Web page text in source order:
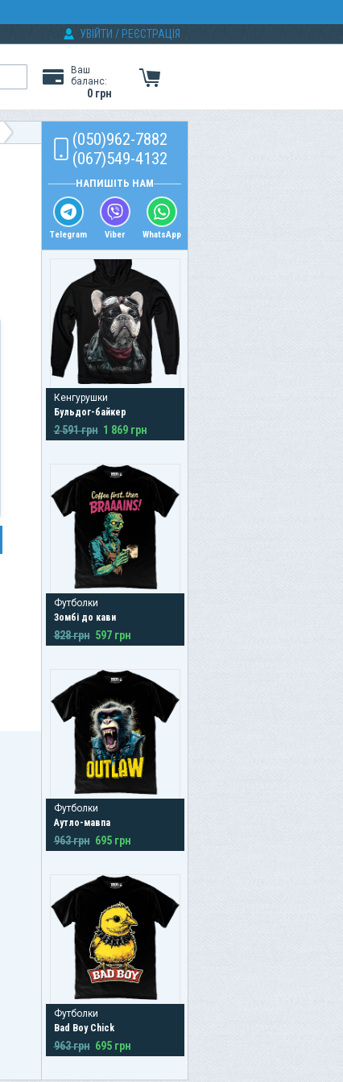
УВІЙТИ / РЕЄСТРАЦІЯ
Ваш
баланс:
0 грн
(050)962-7882
(067)549-4132
НАПИШІТЬ НАМ
Telegram Viber WhatsApp
Кенгурушки
Бульдог-байкер
2 591 грн 1 869 грн
Футболки
Зомбі до кави
828 грн 597 грн
Футболки
Аутло-мавпа
963 грн 695 грн
Футболки
Bad Boy Chick
963 грн 695 грн